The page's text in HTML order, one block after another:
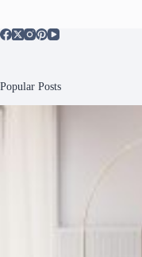
Popular Posts